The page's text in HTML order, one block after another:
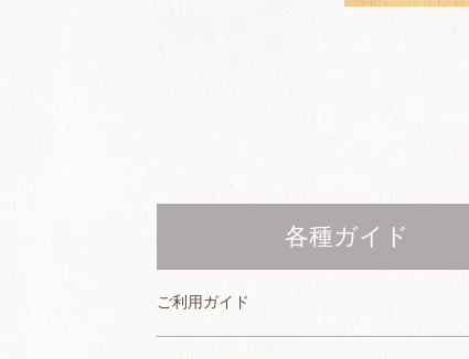
各種ガイド
ご利用ガイド